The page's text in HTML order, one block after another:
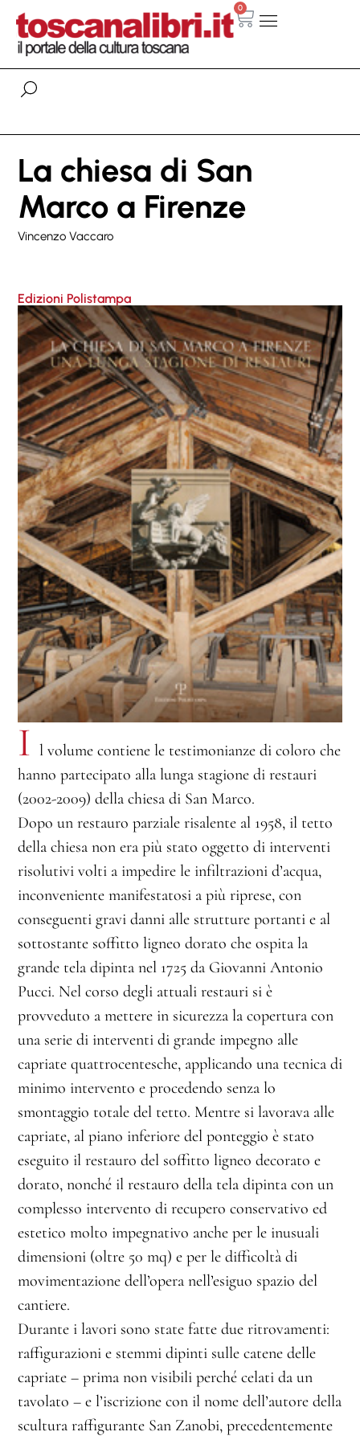
0
La chiesa di San
Marco a Firenze
Vincenzo Vaccaro
Edizioni Polistampa
I l volume contiene le testimonianze di coloro che
hanno partecipato alla lunga stagione di restauri
(2002-2009) della chiesa di San Marco.
Dopo un restauro parziale risalente al 1958, il tetto
della chiesa non era più stato oggetto di interventi
risolutivi volti a impedire le infiltrazioni d’acqua,
inconveniente manifestatosi a più riprese, con
conseguenti gravi danni alle strutture portanti e al
sottostante soffitto ligneo dorato che ospita la
grande tela dipinta nel 1725 da Giovanni Antonio
Pucci. Nel corso degli attuali restauri si è
provveduto a mettere in sicurezza la copertura con
una serie di interventi di grande impegno alle
capriate quattrocentesche, applicando una tecnica di
minimo intervento e procedendo senza lo
smontaggio totale del tetto. Mentre si lavorava alle
capriate, al piano inferiore del ponteggio è stato
eseguito il restauro del soffitto ligneo decorato e
dorato, nonché il restauro della tela dipinta con un
complesso intervento di recupero conservativo ed
estetico molto impegnativo anche per le inusuali
dimensioni (oltre 50 mq) e per le difficoltà di
movimentazione dell’opera nell’esiguo spazio del
cantiere.
Durante i lavori sono state fatte due ritrovamenti:
raffigurazioni e stemmi dipinti sulle catene delle
capriate – prima non visibili perché celati da un
tavolato – e l’iscrizione con il nome dell’autore della
scultura raffigurante San Zanobi, precedentemente